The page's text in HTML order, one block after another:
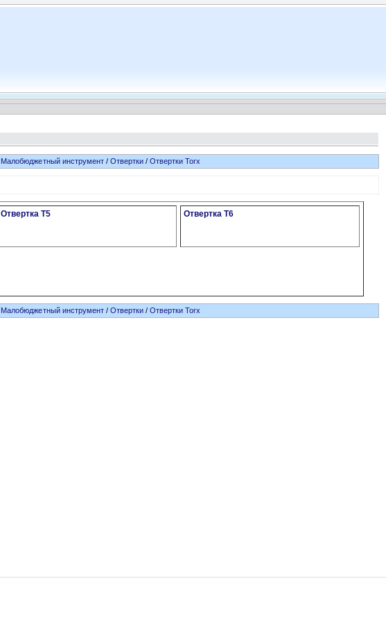
Малобюджетный инструмент/ Отвертки/ Отвертки Torx
Отвертка T5 Отвертка T6
Малобюджетный инструмент/ Отвертки/ Отвертки Torx